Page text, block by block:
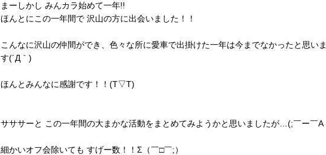
まーしかし みんカラ始めて一年!!
ほんとにこの一年間で 沢山の方に出会いました！！
こんなに沢山の仲間ができ、色々な所に愛車で出掛けた一年は今までなかったと思いま
す(´Д｀)
ほんとみんなに感謝です！！(T▽T)
サササーと この一年間の大まかな活動をまとめてみようかと思いましたが…(;￣ー￣A
細かいオフ会除いても すげー数！！Σ（￣□￣;）